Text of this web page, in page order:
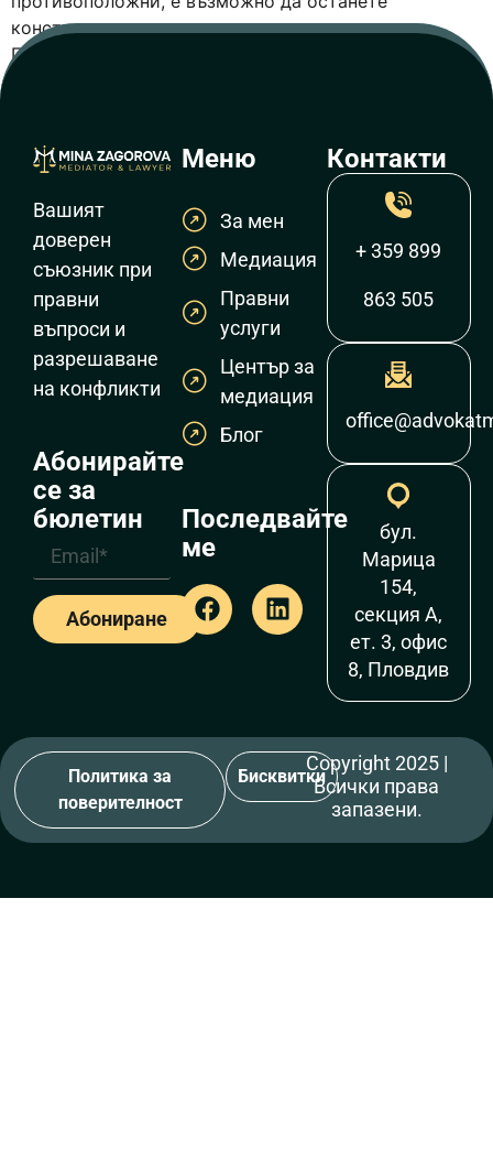
конструктивни и да напреднете към решение.
Приемете, че несъгласието е част от процеса […]
Вашият
доверен
съюзник при
правни
въпроси и
разрешаване
на конфликти
Абонирайте
се за
бюлетин
Абониране
Меню
За мен
Медиация
Правни
услуги
Център за
медиация
Блог
Последвайте
ме
Контакти
+ 359 899
863 505
бул.
Марица
154,
секция А,
ет. 3, офис
8, Пловдив
Политика за
поверителност
Бисквитки
Copyright 2025 |
Всички права
запазени.